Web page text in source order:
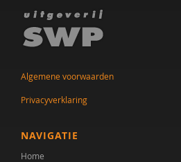
Algemene voorwaarden
Privacyverklaring
NAVIGATIE
Home